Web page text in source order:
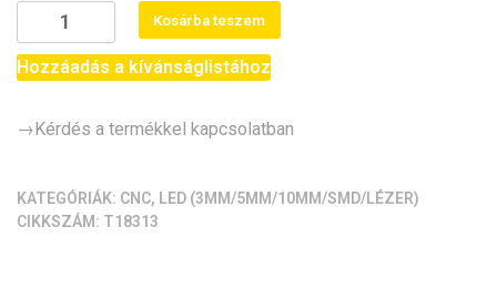
Vörös
lézer
pont-
(5mW,
laser)
mennyiség
Kosárba teszem
Hozzáadás a kívánságlistához
→Kérdés a termékkel kapcsolatban
KATEGÓRIÁK: CNC, LED (3MM/5MM/10MM/SMD/LÉZER)
CIKKSZÁM: T18313